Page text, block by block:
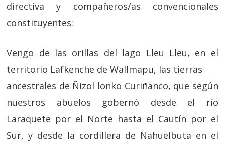
directiva y compañeros/as convencionales
constituyentes:
Vengo de las orillas del lago Lleu Lleu, en el
territorio Lafkenche de Wallmapu, las tierras
ancestrales de Ñizol lonko Curiñanco, que según
nuestros abuelos gobernó desde el río
Laraquete por el Norte hasta el Cautín por el
Sur, y desde la cordillera de Nahuelbuta en el